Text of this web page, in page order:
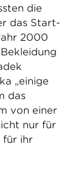
die
das Start-
2000
„einige
das
von einer
nur für
für ihr